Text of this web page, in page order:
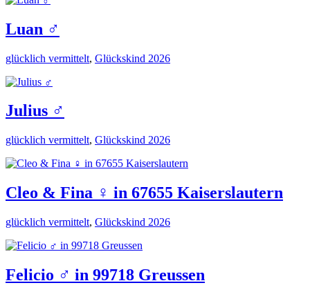
Luan ♂️
glücklich vermittelt, Glückskind 2026
Julius ♂️
glücklich vermittelt, Glückskind 2026
Cleo & Fina ♀️ in 67655 Kaiserslautern
glücklich vermittelt, Glückskind 2026
Felicio ♂️ in 99718 Greussen